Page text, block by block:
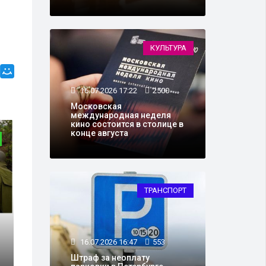
ОБЩЕСТВО
КУЛЬТУРА
16.07.2026 17:22 2500
Московская
международная неделя
кино состоится в столице в
конце августа
ТРАНСПОРТ
16.07.2026 16:47 553
Штраф за неоплату